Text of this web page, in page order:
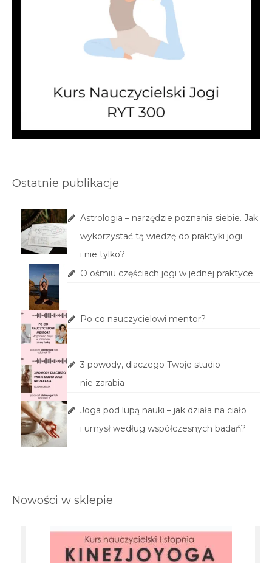
Ostatnie publikacje
Astrologia – narzędzie poznania siebie. Jak
wykorzystać tą wiedzę do praktyki jogi
i nie tylko?
O ośmiu częściach jogi w jednej praktyce
Po co nauczycielowi mentor?
3 powody, dlaczego Twoje studio
nie zarabia
Joga pod lupą nauki – jak działa na ciało
i umysł według współczesnych badań?
Nowości w sklepie